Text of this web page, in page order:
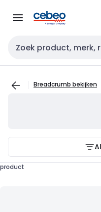
naar
naar
Zoekveld invoer
Breadcrumb bekijken
product